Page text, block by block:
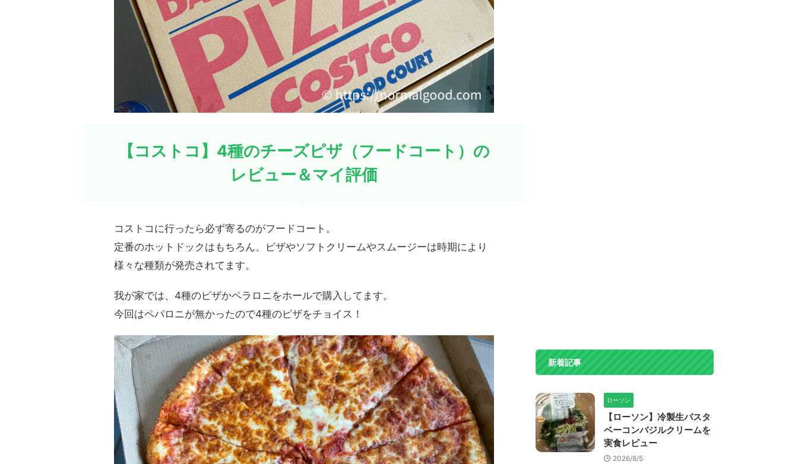
【コストコ】4種のチーズピザ（フードコート）の
レビュー＆マイ評価
コストコに行ったら必ず寄るのがフードコート。
定番のホットドックはもちろん、ピザやソフトクリームやスムージーは時期により
様々な種類が発売されてます。
我が家では、4種のピザかペラロニをホールで購入してます。
今回はペパロニが無かったので4種のピザをチョイス！
新着記事
ローソン
【ローソン】冷製生パスタ
ベーコンバジルクリームを
実食レビュー
2026/8/5